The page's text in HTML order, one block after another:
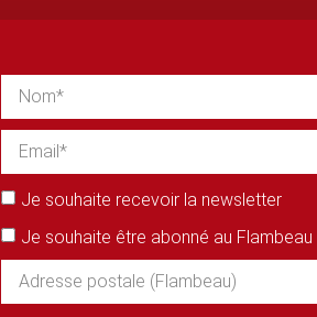
Je souhaite recevoir la newsletter
Je souhaite être abonné au Flambeau